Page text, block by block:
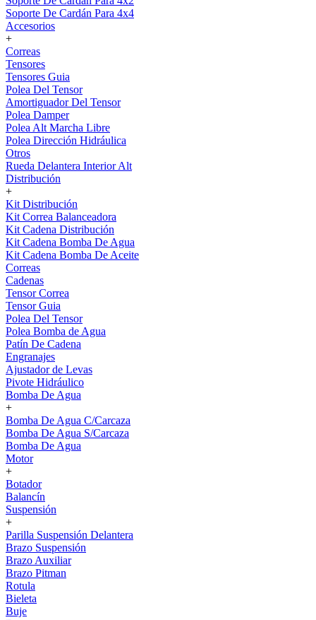
Soporte De Cardán Para 4x4
Accesorios
+
Correas
Tensores
Tensores Guia
Polea Del Tensor
Amortiguador Del Tensor
Polea Damper
Polea Alt Marcha Libre
Polea Dirección Hidráulica
Otros
Rueda Delantera Interior Alt
Distribución
+
Kit Distribución
Kit Correa Balanceadora
Kit Cadena Distribución
Kit Cadena Bomba De Agua
Kit Cadena Bomba De Aceite
Correas
Cadenas
Tensor Correa
Tensor Guia
Polea Del Tensor
Polea Bomba de Agua
Patín De Cadena
Engranajes
Ajustador de Levas
Pivote Hidráulico
Bomba De Agua
+
Bomba De Agua C/Carcaza
Bomba De Agua S/Carcaza
Bomba De Agua
Motor
+
Botador
Balancín
Suspensión
+
Parilla Suspensión Delantera
Brazo Suspensión
Brazo Auxiliar
Brazo Pitman
Rotula
Bieleta
Buje